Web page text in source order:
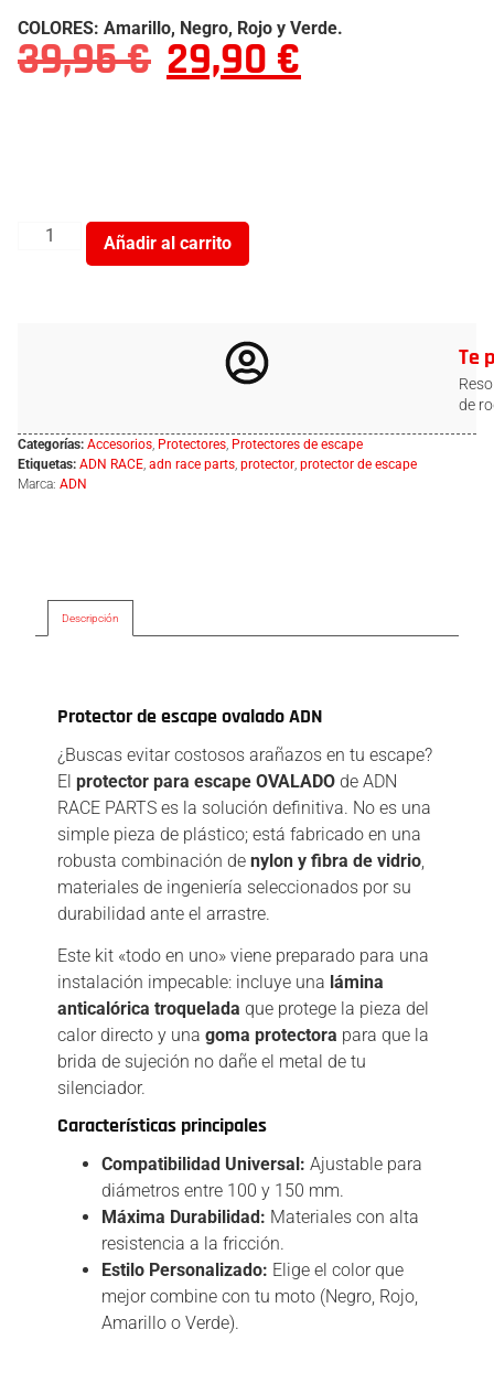
COLORES: Amarillo, Negro, Rojo y Verde.
39,95€ 29,90€
Añadir al carrito
Te
de
Categorías: Accesorios Protectores Protectores de escape
Etiquetas: ADN RACE adn race parts protector protector de escape
Marca: ADN
Descripción
Protector de escape ovalado ADN
¿Buscas evitar costosos arañazos en tu escape?
El protector para escape OVALADO de ADN
RACE PARTS es la solución definitiva. No es una
simple pieza de plástico; está fabricado en una
robusta combinación de nylon y fibra de vidrio
materiales de ingeniería seleccionados por su
durabilidad ante el arrastre.
Este kit «todo en uno» viene preparado para una
instalación impecable: incluye una lámina
anticalórica troquelada que protege la pieza del
calor directo y una goma protectora para que la
brida de sujeción no dañe el metal de tu
silenciador.
Características principales
Compatibilidad Universal: Ajustable para
diámetros entre 100 y 150 mm.
Máxima Durabilidad: Materiales con alta
resistencia a la fricción.
Estilo Personalizado: Elige el color que
mejor combine con tu moto (Negro, Rojo,
Amarillo o Verde).